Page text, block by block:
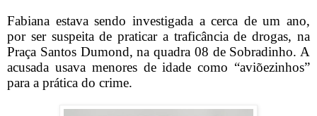
Fabiana estava sendo investigada a cerca de um ano,
por ser suspeita de praticar a traficância de drogas, na
Praça Santos Dumond, na quadra 08 de Sobradinho. A
acusada usava menores de idade como “aviõezinhos”
para a prática do crime.